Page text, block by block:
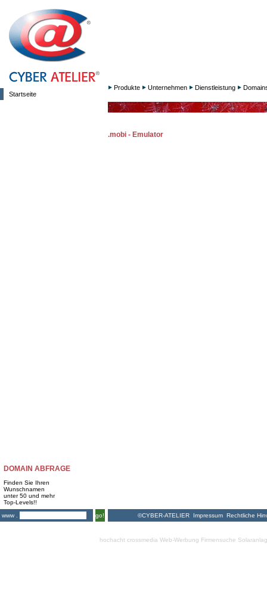
Startseite
DOMAIN ABFRAGE
Finden Sie Ihren
Wunschnamen
unter 50 und mehr
Top-Levels!!
www .
go!
Produkte Unternehmen Dienstleistung
.mobi - Emulator
©CYBER-ATELIER Impressum Rechtliche
hochacht crossmedia Web-Werbung Firmensuche